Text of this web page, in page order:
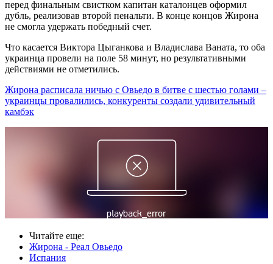
перед финальным свистком капитан каталонцев оформил
дубль, реализовав второй пенальти. В конце концов Жирона
не смогла удержать победный счет.
Что касается Виктора Цыганкова и Владислава Ваната, то оба
украинца провели на поле 58 минут, но результативными
действиями не отметились.
Жирона расписала ничью с Овьедо в битве с шестью голами –
украинцы провалились, конкуренты создали удивительный
камбэк
Читайте еще:
Жирона - Реал Овьедо
Испания